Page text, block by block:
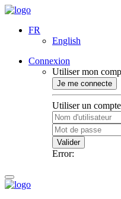
FR
English
Connexion
Utiliser mon
Je me connecte
Utiliser un
Valider
Error: